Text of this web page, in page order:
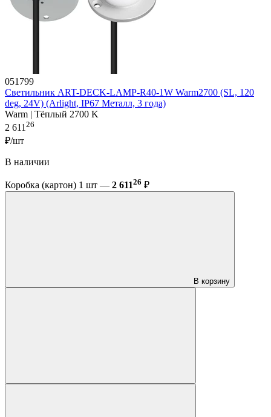
051799
Светильник ART-DECK-LAMP-R40-1W Warm2700 (SL, 120
deg, 24V) (Arlight, IP67 Металл, 3 года)
Warm | Тёплый 2700 K
2 61126
₽/шт
В наличии
Коробка (картон) 1 шт — 2 61126 ₽
В корзину